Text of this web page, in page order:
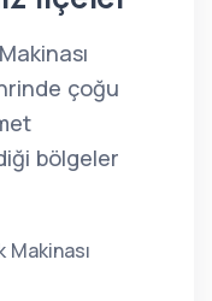
çoğu
bölgeler
Makinası